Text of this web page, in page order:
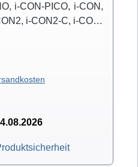
i-CON-PICO, i-CON,
i-CON2-C, i-CON-